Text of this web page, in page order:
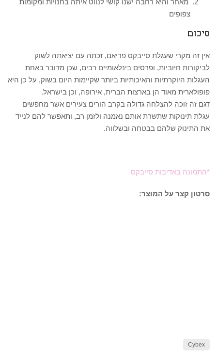
צפופים
סיכום
אין זה מקרי שעגלת סייבקס פריאם, זכתה עם יציאתה לשוק
לביקורות חיוביות, ופרסים בינלאומיים רבים, שכן מדובר באחת
העגלות היוקרתיות והאיכותיות ביותר שקיימות היום בשוק, על כן היא
פופולארית מאוד הן בארצות הברית, אירופה, וכן בישראל.
דגם זה זוכה להצלחה גדולה בקרב הורים צעירים אשר מחפשים
עגלת תינוקות שתשרת אותם נאמנה ולזמן רב, ותאפשר להם לנייד
את התינוק שלהם בבטחה ובשלווה.
*התמונה באדיבות סייבקס
סרטון קצר על המוצר:
Cybex